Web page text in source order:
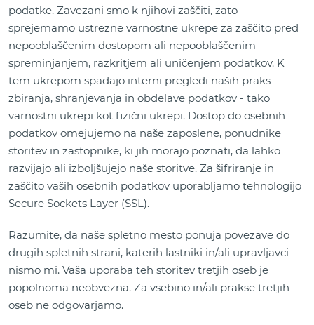
podatke. Zavezani smo k njihovi zaščiti, zato
sprejemamo ustrezne varnostne ukrepe za zaščito pred
nepooblaščenim dostopom ali nepooblaščenim
spreminjanjem, razkritjem ali uničenjem podatkov. K
tem ukrepom spadajo interni pregledi naših praks
zbiranja, shranjevanja in obdelave podatkov - tako
varnostni ukrepi kot fizični ukrepi. Dostop do osebnih
podatkov omejujemo na naše zaposlene, ponudnike
storitev in zastopnike, ki jih morajo poznati, da lahko
razvijajo ali izboljšujejo naše storitve. Za šifriranje in
zaščito vaših osebnih podatkov uporabljamo tehnologijo
Secure Sockets Layer (SSL).
Razumite, da naše spletno mesto ponuja povezave do
drugih spletnih strani, katerih lastniki in/ali upravljavci
nismo mi. Vaša uporaba teh storitev tretjih oseb je
popolnoma neobvezna. Za vsebino in/ali prakse tretjih
oseb ne odgovarjamo.